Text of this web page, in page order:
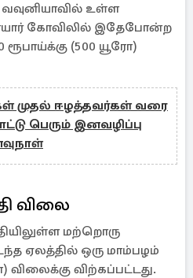
உள்ள
கோவிலில் இதேபோன்ற
(500 யூரோ)
முதல் ஈழத்தவர்கள் வரை
பெரும் இனவழிப்பு
விலை
மற்றொரு
ஏலத்தில் ஒரு மாம்பழம்
விலைக்கு விற்கப்பட்டது.